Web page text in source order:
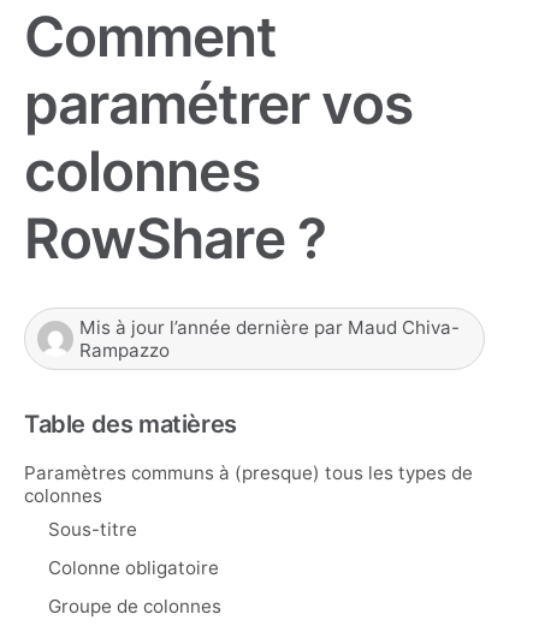
Comment
paramétrer vos
colonnes
RowShare ?
Mis à jour l’année dernière par Maud Chiva-
Rampazzo
Table des matières
Paramètres communs à (presque) tous les types de
colonnes
Sous-titre
Colonne obligatoire
Groupe de colonnes